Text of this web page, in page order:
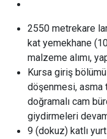
2550 metrekare
kat yemekhane
malzeme alımı,
Kursa giriş
döşenmesi, asma
doğramalı cam
giydirmeleri
9 (dokuz) katlı